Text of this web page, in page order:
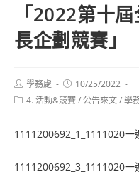
「2022第十
長企劃競賽」
Post
author:
學務處
Post
published:
10/25/2022
Post4. 活動&競賽/公告來文/學
1111200692_1_1111020一
1111200692_3_1111020